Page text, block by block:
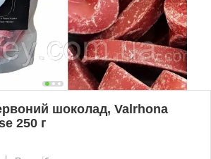
шоколад, Valrhona
250 г